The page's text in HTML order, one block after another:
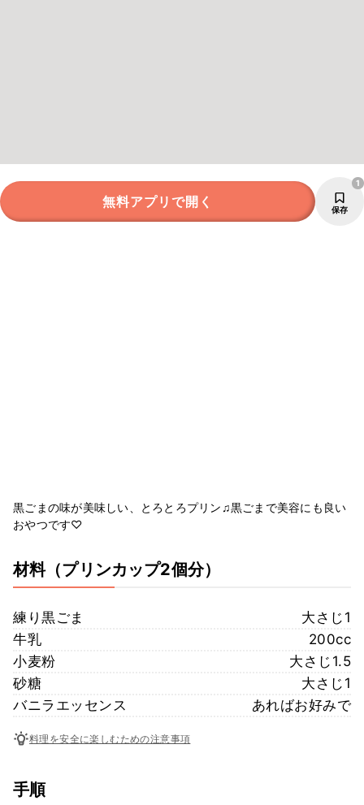
無料アプリで開く 保存
1
黒ごまの味が美味しい、とろとろプリン♫黒ごまで美容にも良い
おやつです♡
材料（プリンカップ2個分）
練り黒ごま
大さじ1
牛乳
200cc
小麦粉
大さじ1.5
砂糖
大さじ1
バニラエッセンス
あればお好みで
料理を安全に楽しむための注意事項
手順